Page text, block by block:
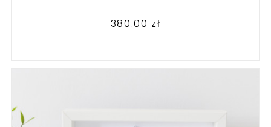
380.00 zł